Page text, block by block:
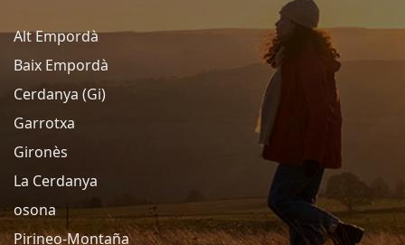
Alt Empordà
Baix Empordà
Cerdanya (Gi)
Garrotxa
Gironès
La Cerdanya
osona
Pirineo-Montaña